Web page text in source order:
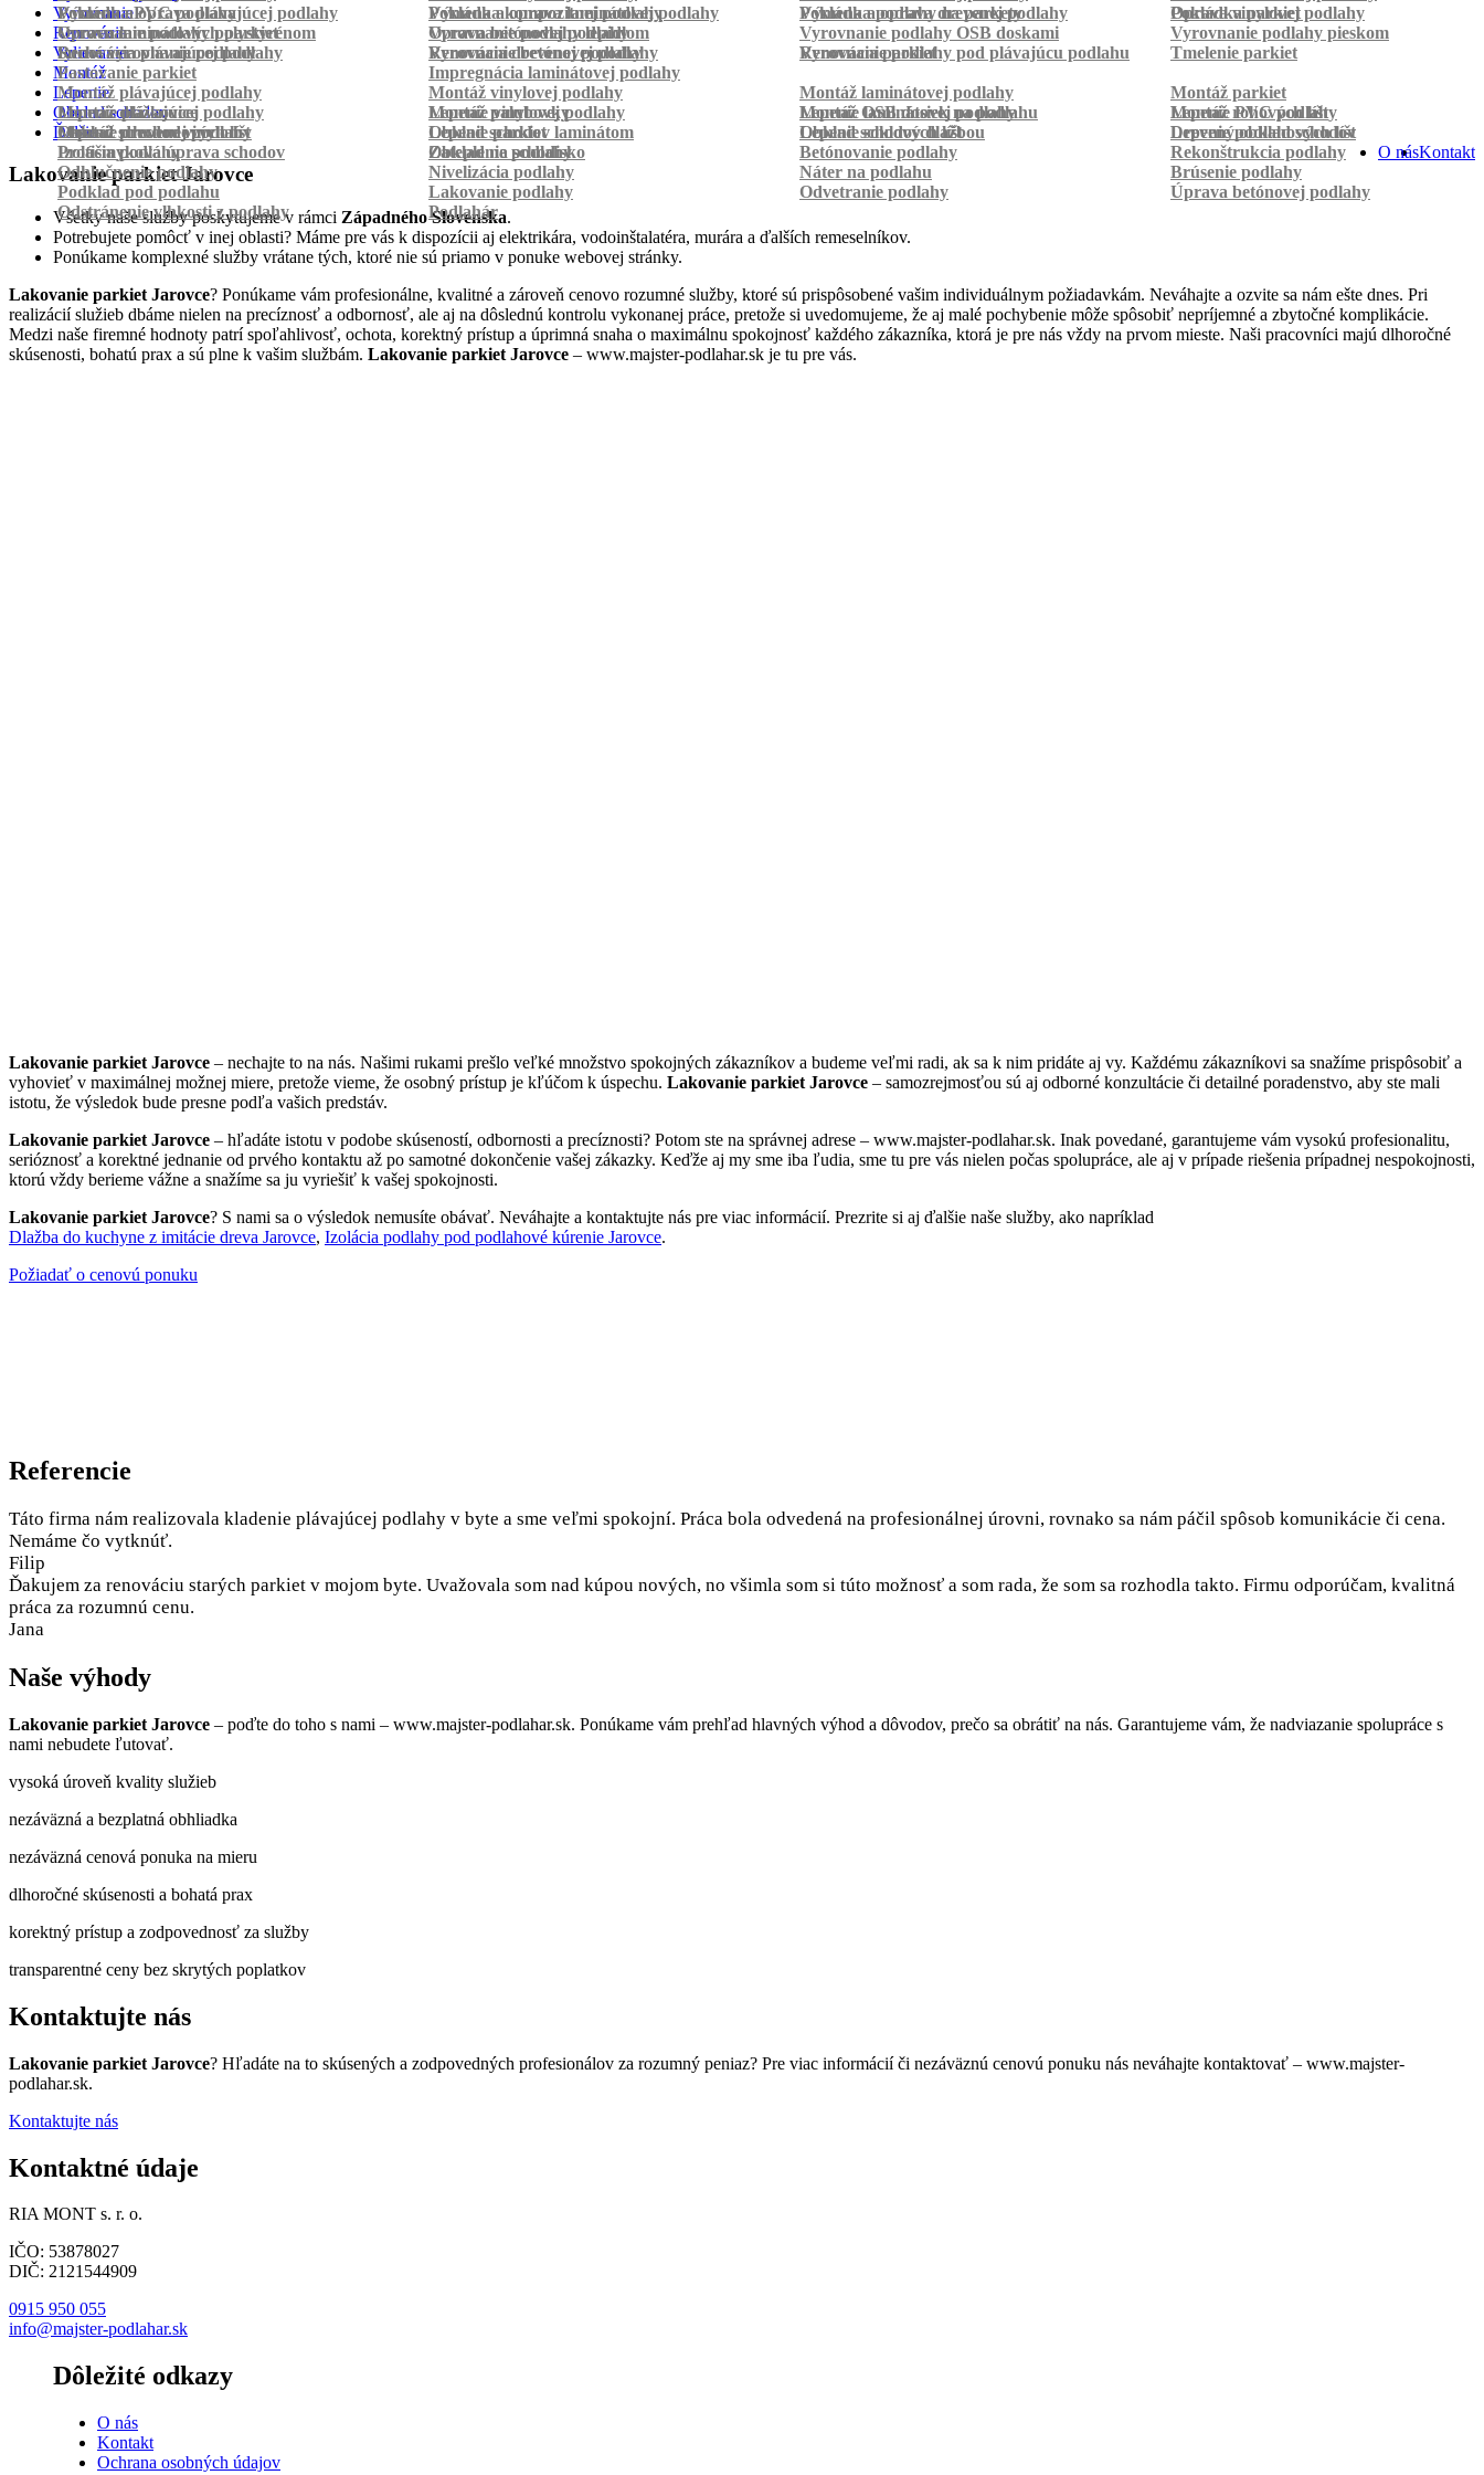
Pokládka PVC podlahy
Pokládka kompozitnej podlahy Pokládka podlahy na parkety Pokládka parkiet
Výmena a oprava plávajúcej podlahy
Výmena a oprava laminátovej podlahy Výmena a oprava drevenej podlahy
Oprava vinylovej podlahy
Oprava laminátových parkiet
Oprava betónovej podlahy
Vyrovnanie
Vyrovnanie podlahy polystyrénom
Vyrovnanie podlahy lepidlom Vyrovnanie podlahy OSB doskami
Vyrovnanie podlahy pieskom
Suché vyrovnanie podlahy
Vyrovnanie betónovej podlahy Vyrovnanie podlahy pod plávajúcu podlahu
Renovácia
Renovácia plávajúcej podlahy
Renovácia drevenej podlahy Renovácia parkiet
Tmelenie parkiet
Pastovanie parkiet
Impregnácia laminátovej podlahy
Vylievanie
Montáž
Montáž plávajúcej podlahy
Montáž vinylovej podlahy Montáž laminátovej podlahy
Montáž parkiet
Montáž dlážkovice
Montáž palubovky Montáž OSB dosiek na podlahu
Montáž rohových líšt
Montáž prechodových líšt
Lepenie
Lepenie plávajúcej podlahy
Lepenie vinylovej podlahy Lepenie laminátovej podlahy
Lepenie PVC podlahy
Lepenie drevenej podlahy
Lepenie parkiet Lepenie soklových líšt Lepenie podlahových líšt
Obklad schodov
Obklad schodov vinylom
Obklad schodov laminátom Obklad schodov dlažbou
Drevený obklad schodov
Protišmyková úprava schodov
Obklad na schodisko
Ďalšie
Izolácia podlahy
Zateplenie podlahy Betónovanie podlahy
Rekonštrukcia podlahy
Odhlučnenie podlahy
Nivelizácia podlahy Náter na podlahu
Brúsenie podlahy
Podklad pod podlahu
Lakovanie podlahy Odvetranie podlahy
Úprava betónovej podlahy
Odstránenie vlhkosti z podlahy
Podlahár
Kontakt
O nás
Lakovanie parkiet Jarovce
Všetky naše služby poskytujeme v rámci Západného Slovenska.
Potrebujete pomôcť v inej oblasti? Máme pre vás k dispozícii aj elektrikára, vodoinštalatéra, murára a ďalších remeselníkov.
Ponúkame komplexné služby vrátane tých, ktoré nie sú priamo v ponuke webovej stránky.
Lakovanie parkiet Jarovce? Ponúkame vám profesionálne, kvalitné a zároveň cenovo rozumné služby, ktoré sú prispôsobené vašim individuálnym požiadavkám. Neváhajte a ozvite sa nám ešte dnes. Pri
realizácií služieb dbáme nielen na precíznosť a odbornosť, ale aj na dôslednú kontrolu vykonanej práce, pretože si uvedomujeme, že aj malé pochybenie môže spôsobiť nepríjemné a zbytočné komplikácie.
Medzi naše firemné hodnoty patrí spoľahlivosť, ochota, korektný prístup a úprimná snaha o maximálnu spokojnosť každého zákazníka, ktorá je pre nás vždy na prvom mieste. Naši pracovníci majú dlhoročné
skúsenosti, bohatú prax a sú plne k vašim službám. Lakovanie parkiet Jarovce – www.majster-podlahar.sk je tu pre vás.
Lakovanie parkiet Jarovce – nechajte to na nás. Našimi rukami prešlo veľké množstvo spokojných zákazníkov a budeme veľmi radi, ak sa k nim pridáte aj vy. Každému zákazníkovi sa snažíme prispôsobiť a
vyhovieť v maximálnej možnej miere, pretože vieme, že osobný prístup je kľúčom k úspechu. Lakovanie parkiet Jarovce – samozrejmosťou sú aj odborné konzultácie či detailné poradenstvo, aby ste mali
istotu, že výsledok bude presne podľa vašich predstáv.
Lakovanie parkiet Jarovce – hľadáte istotu v podobe skúseností, odbornosti a precíznosti? Potom ste na správnej adrese – www.majster-podlahar.sk. Inak povedané, garantujeme vám vysokú profesionalitu,
serióznosť a korektné jednanie od prvého kontaktu až po samotné dokončenie vašej zákazky. Keďže aj my sme iba ľudia, sme tu pre vás nielen počas spolupráce, ale aj v prípade riešenia prípadnej nespokojnosti,
ktorú vždy berieme vážne a snažíme sa ju vyriešiť k vašej spokojnosti.
Lakovanie parkiet Jarovce? S nami sa o výsledok nemusíte obávať. Neváhajte a kontaktujte nás pre viac informácií. Prezrite si aj ďalšie naše služby, ako napríklad
Dlažba do kuchyne z imitácie dreva Jarovce, Izolácia podlahy pod podlahové kúrenie Jarovce.
Požiadať o cenovú ponuku
Referencie
Táto firma nám realizovala kladenie plávajúcej podlahy v byte a sme veľmi spokojní. Práca bola odvedená na profesionálnej úrovni, rovnako sa nám páčil spôsob komunikácie či cena.
Nemáme čo vytknúť.
Filip
Ďakujem za renováciu starých parkiet v mojom byte. Uvažovala som nad kúpou nových, no všimla som si túto možnosť a som rada, že som sa rozhodla takto. Firmu odporúčam, kvalitná
práca za rozumnú cenu.
Jana
Naše výhody
Lakovanie parkiet Jarovce – poďte do toho s nami – www.majster-podlahar.sk. Ponúkame vám prehľad hlavných výhod a dôvodov, prečo sa obrátiť na nás. Garantujeme vám, že nadviazanie spolupráce s
nami nebudete ľutovať.
vysoká úroveň kvality služieb
nezáväzná a bezplatná obhliadka
nezáväzná cenová ponuka na mieru
dlhoročné skúsenosti a bohatá prax
korektný prístup a zodpovednosť za služby
transparentné ceny bez skrytých poplatkov
Kontaktujte nás
Lakovanie parkiet Jarovce? Hľadáte na to skúsených a zodpovedných profesionálov za rozumný peniaz? Pre viac informácií či nezáväznú cenovú ponuku nás neváhajte kontaktovať – www.majster-
podlahar.sk.
Kontaktujte nás
Kontaktné údaje
RIA MONT s. r. o.
IČO: 53878027
DIČ: 2121544909
0915 950 055
info@majster-podlahar.sk
Dôležité odkazy
O nás
Kontakt
Ochrana osobných údajov